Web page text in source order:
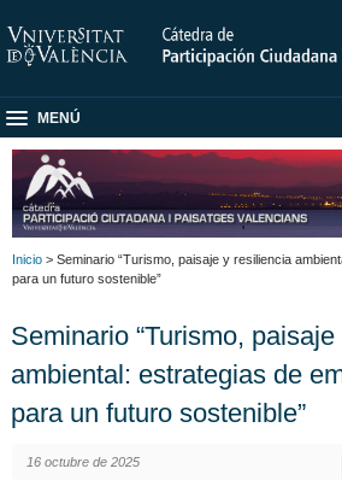
MENÚ
Inicio > Seminario “Turismo, paisaje y resiliencia
para un futuro sostenible”
Seminario “Turismo,
ambiental: estrategias de
para un futuro sostenible”
16 octubre de 2025